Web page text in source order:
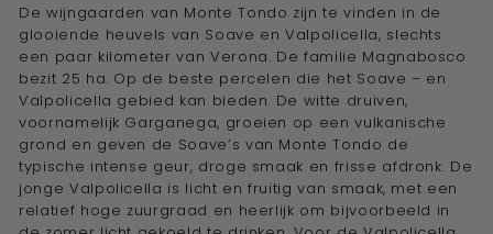
De wijngaarden van Monte Tondo zijn te vinden in de
glooiende heuvels van Soave en Valpolicella, slechts
een paar kilometer van Verona. De familie Magnabosco
bezit 25 ha. Op de beste percelen die het Soave – en
Valpolicella gebied kan bieden. De witte druiven,
voornamelijk Garganega, groeien op een vulkanische
grond en geven de Soave’s van Monte Tondo de
typische intense geur, droge smaak en frisse afdronk. De
jonge Valpolicella is licht en fruitig van smaak, met een
relatief hoge zuurgraad en heerlijk om bijvoorbeeld in